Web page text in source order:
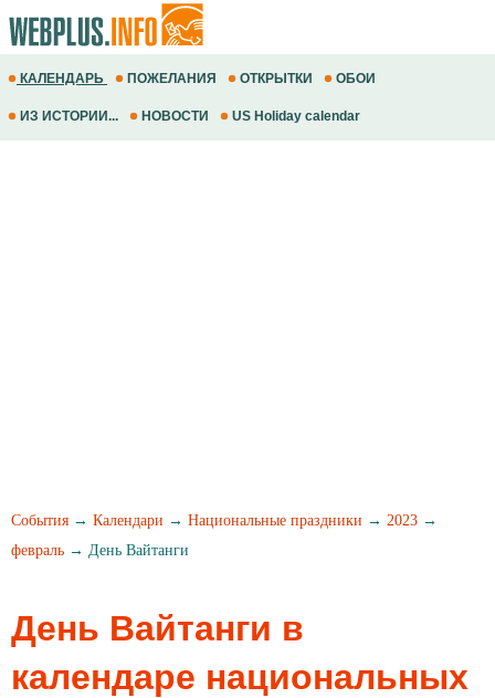
КАЛЕНДАРЬ ПОЖЕЛАНИЯ ОТКРЫТКИ ОБОИ
ИЗ ИСТОРИИ... НОВОСТИ US Holiday calendar
События → Календари → Национальные праздники → 2023 →
февраль → День Вайтанги
День Вайтанги в
календаре национальных